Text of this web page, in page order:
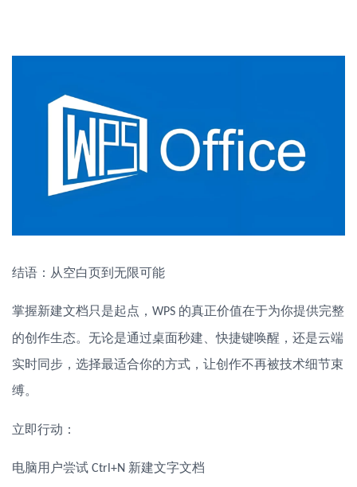
结语：从空白页到无限可能
掌握新建文档只是起点， WPS 的真正价值在于为你提供完整
的创作生态。无论是通过桌面秒建、快捷键唤醒，还是云端
实时同步，选择最适合你的方式，让创作不再被技术细节束
缚。
立即行动：
电脑用户尝试 Ctrl+N 新建文字文档